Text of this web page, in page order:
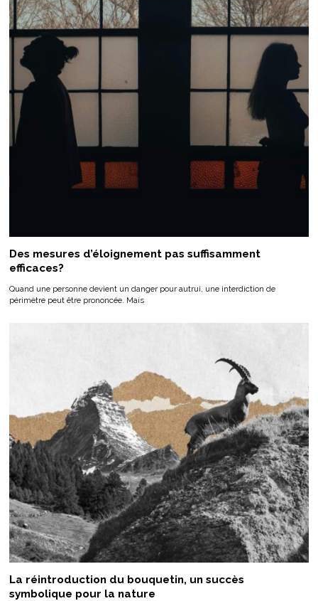
Des mesures d’éloignement pas suffisamment
efficaces?
Quand une personne devient un danger pour autrui, une interdiction de
périmètre peut être prononcée. Mais
La réintroduction du bouquetin, un succès
symbolique pour la nature